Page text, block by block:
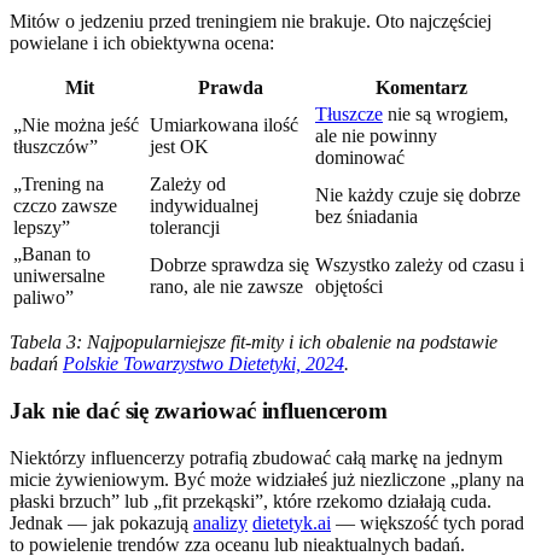
Mitów o jedzeniu przed treningiem nie brakuje. Oto najczęściej
powielane i ich obiektywna ocena:
Mit Prawda
Komentarz
„Nie można jeść
tłuszczów”
Umiarkowana ilość
jest OK
Tłuszcze nie są wrogiem,
ale nie powinny
dominować
„Trening na
czczo zawsze
lepszy”
Zależy od
indywidualnej
tolerancji
Nie każdy czuje się dobrze
bez śniadania
„Banan to
uniwersalne
paliwo”
Dobrze sprawdza się
rano, ale nie zawsze
Wszystko zależy od czasu i
objętości
Tabela 3: Najpopularniejsze fit-mity i ich obalenie na podstawie
badań Polskie Towarzystwo Dietetyki, 2024.
Jak nie dać się zwariować influencerom
Niektórzy influencerzy potrafią zbudować całą markę na jednym
micie żywieniowym. Być może widziałeś już niezliczone „plany na
płaski brzuch” lub „fit przekąski”, które rzekomo działają cuda.
Jednak — jak pokazują analizy dietetyk.ai — większość tych porad
to powielenie trendów zza oceanu lub nieaktualnych badań.